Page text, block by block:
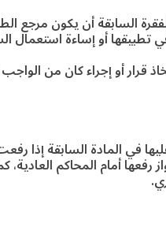
المنصوص عليها في البنود 2 و 3 و 4 و 5 و 6 من الفقرة السابقة أن
تطبيقها أو إساءة استعمال
قرار أو إجراء كان من الواجب
في المادة السابقة إذا
أمام المحاكم